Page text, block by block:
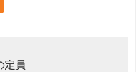
定員